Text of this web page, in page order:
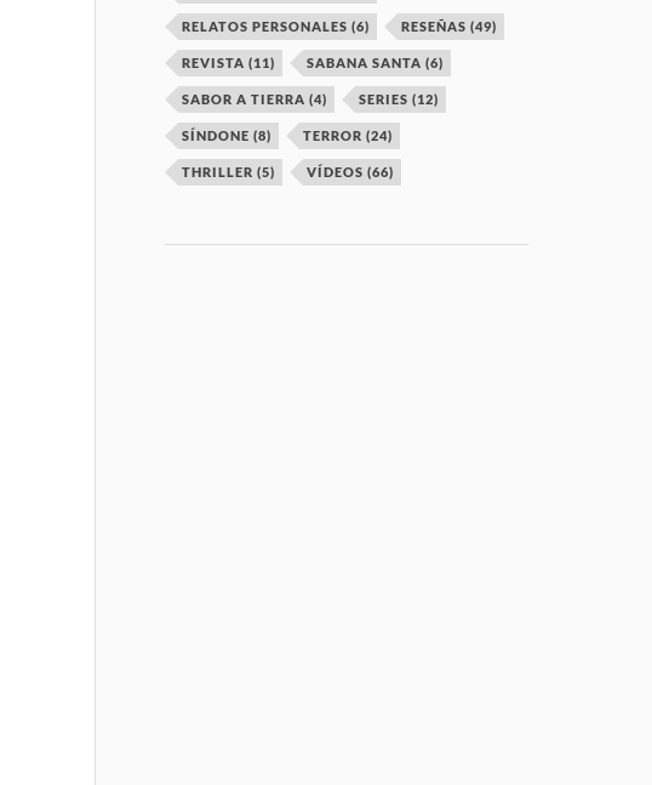
RELATOS PERSONALES (6) RESEÑAS (49)
REVISTA (11) SABANA SANTA (6)
SABOR A TIERRA (4) SERIES (12)
SÍNDONE (8) TERROR (24)
THRILLER (5) VÍDEOS (66)